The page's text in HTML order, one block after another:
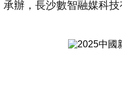
辦，長沙數智融媒科技